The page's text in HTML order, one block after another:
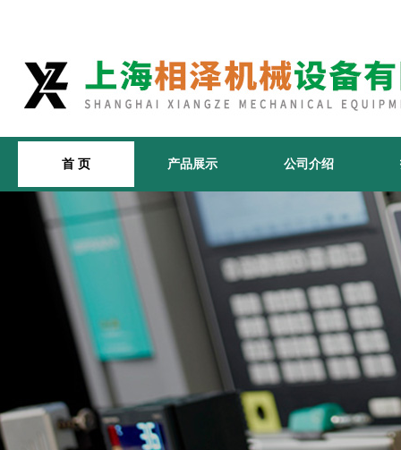
首 页 产品展示 公司介绍